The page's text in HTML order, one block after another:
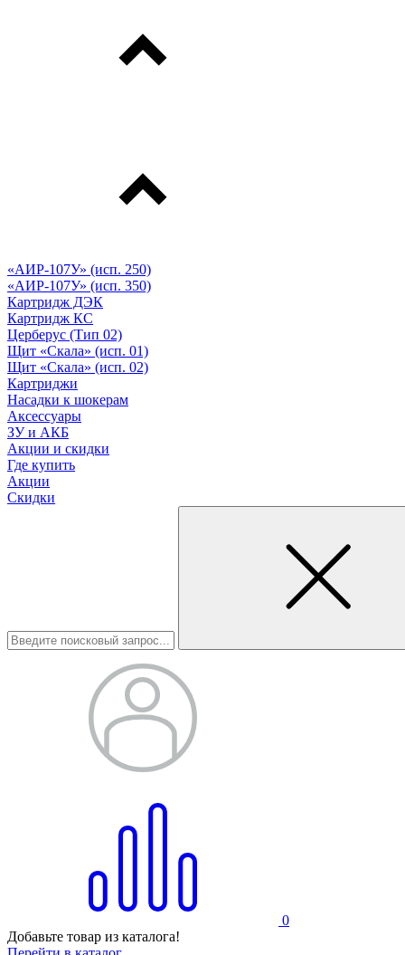
«АИР-107У» (исп. 250)
«АИР-107У» (исп. 350)
Картридж ДЭК
Картридж КС
Церберус (Тип 02)
Щит «Скала» (исп. 01)
Щит «Скала» (исп. 02)
Картриджи
Насадки к шокерам
Аксессуары
ЗУ и АКБ
Акции и скидки
Где купить
Акции
Скидки
0
Добавьте товар из каталога!